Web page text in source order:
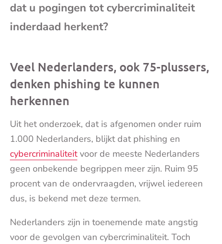
dat u pogingen tot cybercriminaliteit
inderdaad herkent?
Veel Nederlanders, ook 75-plussers,
denken phishing te kunnen
herkennen
Uit het onderzoek, dat is afgenomen onder ruim
1.000 Nederlanders, blijkt dat phishing en
cybercriminaliteitvoor de meeste Nederlanders
geen onbekende begrippen meer zijn. Ruim 95
procent van de ondervraagden, vrijwel iedereen
dus, is bekend met deze termen.
Nederlanders zijn in toenemende mate angstig
voor de gevolgen van cybercriminaliteit. Toch